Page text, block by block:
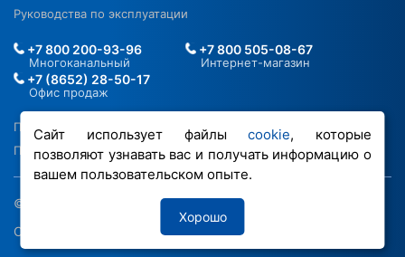
Сайт использует файлыcookie, которые
позволяют узнавать вас и получать информацию о
вашем пользовательском опыте.
Хорошо
Руководства по эксплуатации
Политика в отношении ПДН
Политика обработки файлов cookie
+7 800 200-93-96
Многоканальный
+7 800 505-08-67
Интернет-магазин
+7 (8652) 28-50-17
Офис продаж
© 2026 ООО «РОВЕН-Регионы»
Сделано в